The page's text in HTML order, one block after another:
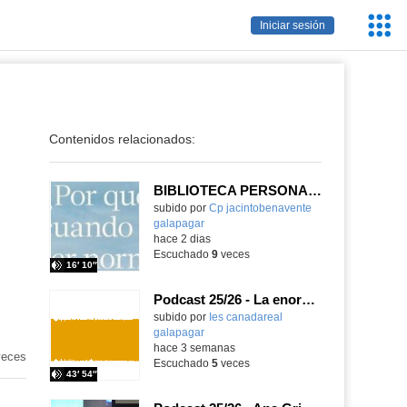
Iniciar sesión
Contenidos relacionados:
BIBLIOTECA PERSONAL 9: ¿Por qué ser feliz cuando puedes ser normal?
Contenido educativo.
subido por Cp jacintobenavente
galapagar
16′ 10″
-
hace 2 dias
Escuchado 9veces
Podcast 25/26 - La enorme responsabilidad de ser juez
subido por Ies canadareal
galapagar
43′ 54″
-
hace 3 semanas
Escuchado 5veces